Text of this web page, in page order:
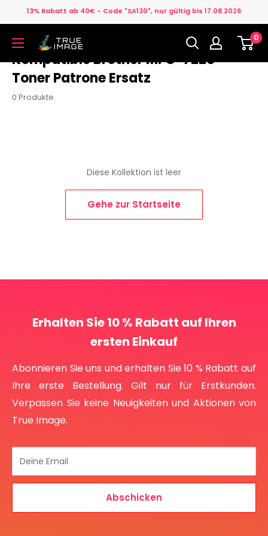
zum
Inhalt
13% Rabatt ab 40€ - Code "SA130", nur gültig bis 17.08.2026
True
DE
0
Kompatible Brother MFC-7220
Toner Patrone Ersatz
0 Produkte
Diese Kollektion ist leer
Gehe zur Startseite
Erhalten Sie 10 % Rabatt auf Ihren
ersten Einkauf
Abonnieren Sie uns und erhalten Sie 10 % Rabatt auf
Ihre erste Bestellung. Gilt nur für Erstkunden.
Verpassen Sie keine Neuigkeiten und Aktionen von
True Image.
Deine Email
Abschicken